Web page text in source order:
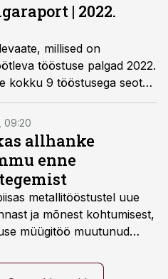
| 2022.
millised on
tööstuse palgad 2022.
kokku 9 tööstusega seotud
09:20
allhanke
enne
metallitööstustel uue
ja mõnest kohtumisest,
müügitöö muutunud
otsuseid põhjalikumalt